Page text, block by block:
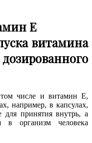
витамина
числе и витамин E,
например, в капсулах,
для принятия внутрь, а
в организм человека